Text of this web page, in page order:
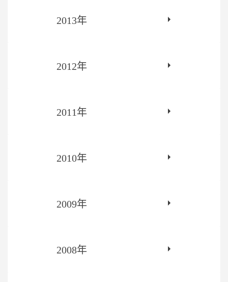
2013年
2012年
2011年
2010年
2009年
2008年